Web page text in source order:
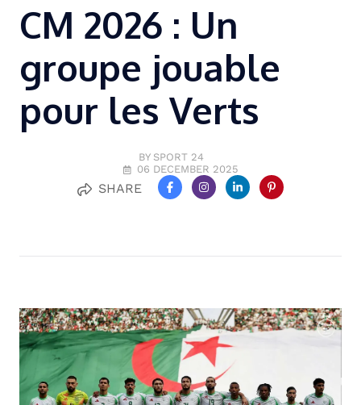
CM 2026 : Un
groupe jouable
pour les Verts
BY SPORT 24
06 DECEMBER 2025
SHARE